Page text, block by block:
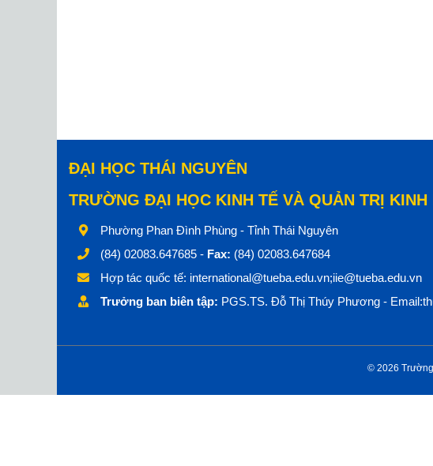
ĐẠI HỌC THÁI NGUYÊN
TRƯỜNG ĐẠI HỌC KINH TẾ VÀ QUẢN TRỊ KINH
Phường Phan Đình Phùng - Tỉnh Thái Nguyên
(84) 02083.647685 - Fax: (84) 02083.647684
Hợp tác quốc tế: international@tueba.edu.vn;iie@tueba.edu.vn
Trưởng ban biên tập: PGS.TS. Đỗ Thị Thúy Phương -
© 2026